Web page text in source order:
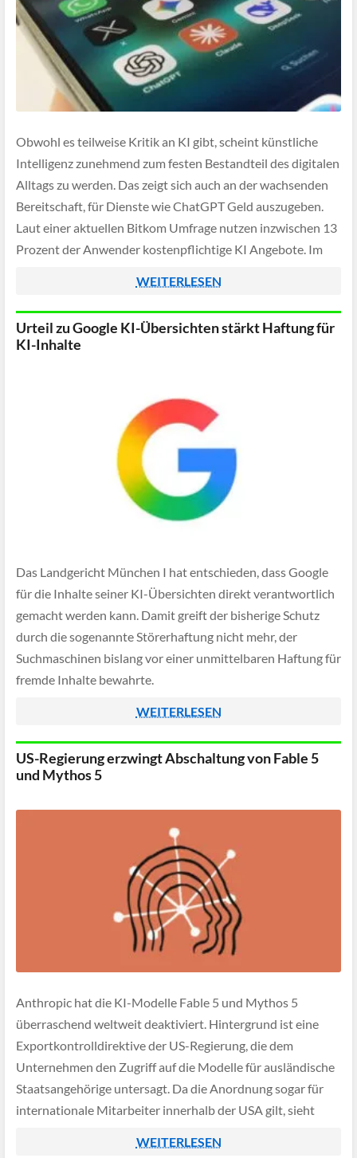
Obwohl es teilweise Kritik an KI gibt, scheint künstliche
Intelligenz zunehmend zum festen Bestandteil des digitalen
Alltags zu werden. Das zeigt sich auch an der wachsenden
Bereitschaft, für Dienste wie ChatGPT Geld auszugeben.
Laut einer aktuellen Bitkom Umfrage nutzen inzwischen 13
Prozent der Anwender kostenpflichtige KI Angebote. Im
WEITERLESEN
Urteil zu Google KI-Übersichten stärkt Haftung für
KI-Inhalte
Das Landgericht München I hat entschieden, dass Google
für die Inhalte seiner KI-Übersichten direkt verantwortlich
gemacht werden kann. Damit greift der bisherige Schutz
durch die sogenannte Störerhaftung nicht mehr, der
Suchmaschinen bislang vor einer unmittelbaren Haftung für
fremde Inhalte bewahrte.
WEITERLESEN
US-Regierung erzwingt Abschaltung von Fable 5
und Mythos 5
Anthropic hat die KI-Modelle Fable 5 und Mythos 5
überraschend weltweit deaktiviert. Hintergrund ist eine
Exportkontrolldirektive der US-Regierung, die dem
Unternehmen den Zugriff auf die Modelle für ausländische
Staatsangehörige untersagt. Da die Anordnung sogar für
internationale Mitarbeiter innerhalb der USA gilt, sieht
WEITERLESEN